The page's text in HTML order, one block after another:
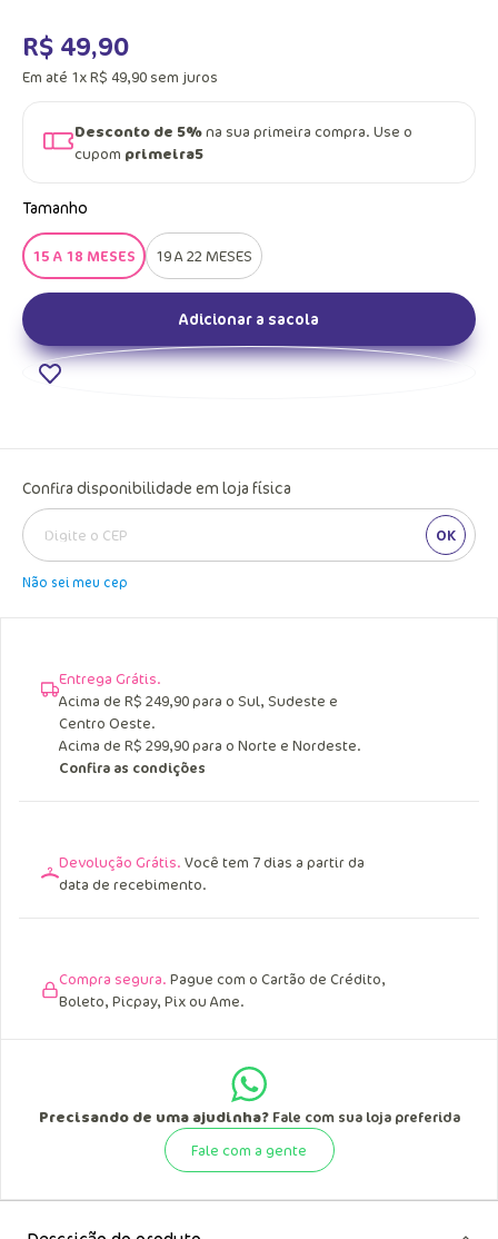
R$ 49,90
Em até 1xR$ 49,90 sem juros
Desconto de 5%na sua primeira compra. Use o
cupom primeira5
Tamanho
15 A 18 MESES 19 A 22 MESES
Adicionar a sacola
Confira disponibilidade em loja física
Entrega Grátis.
Acima de R$ 249,90 para o Sul, Sudeste e
Centro Oeste.
Precisando de uma ajudinha?Fale com sua loja preferida